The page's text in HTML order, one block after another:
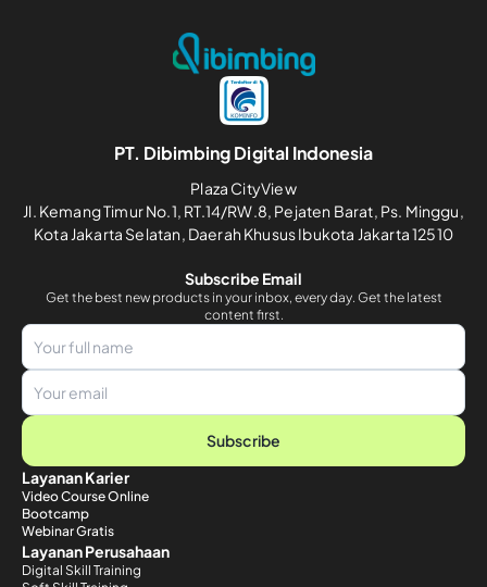
PT. Dibimbing Digital Indonesia
Plaza CityView
Jl. Kemang Timur No.1, RT.14/RW.8, Pejaten Barat, Ps. Minggu,
Kota Jakarta Selatan, Daerah Khusus Ibukota Jakarta 12510
Subscribe Email
Get the best new products in your inbox, every day. Get the latest
content first.
Subscribe
Layanan Karier
Video Course Online
Bootcamp
Webinar Gratis
Layanan Perusahaan
Digital Skill Training